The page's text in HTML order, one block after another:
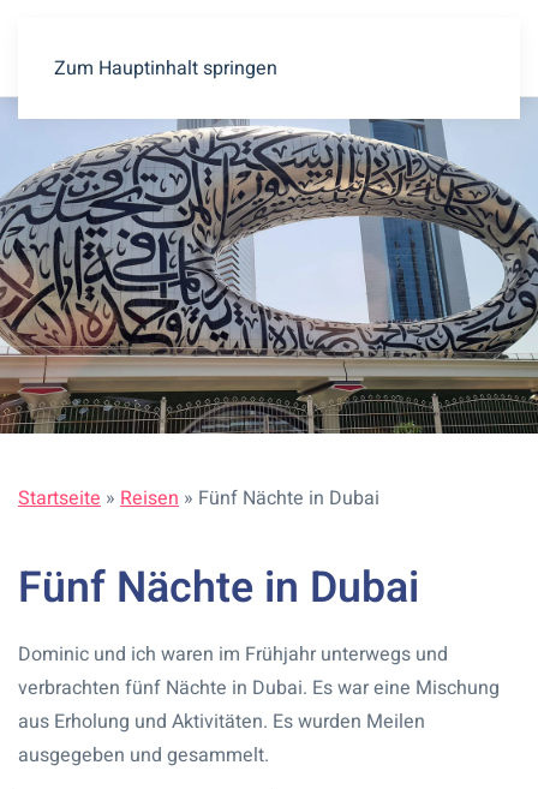
Zum Hauptinhalt springen
Startseite » Reisen » Fünf Nächte in Dubai
Fünf Nächte in Dubai
Dominic und ich waren im Frühjahr unterwegs und
verbrachten fünf Nächte in Dubai. Es war eine Mischung
aus Erholung und Aktivitäten. Es wurden Meilen
ausgegeben und gesammelt.